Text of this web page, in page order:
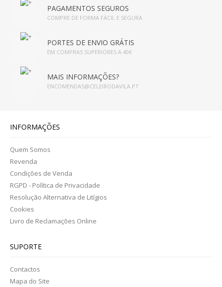
PAGAMENTOS SEGUROS
COMPRE DE FORMA FÁCIL E SEGURA
PORTES DE ENVIO GRÁTIS
EM COMPRAS SUPERIORES A 40€
MAIS INFORMAÇÕES?
ENCOMENDAS@CELEIRODAVILA.PT
INFORMAÇÕES
Quem Somos
Revenda
Condições de Venda
RGPD - Política de Privacidade
Resolução Alternativa de Litígios
Cookies
Livro de Reclamações Online
SUPORTE
Contactos
Mapa do Site